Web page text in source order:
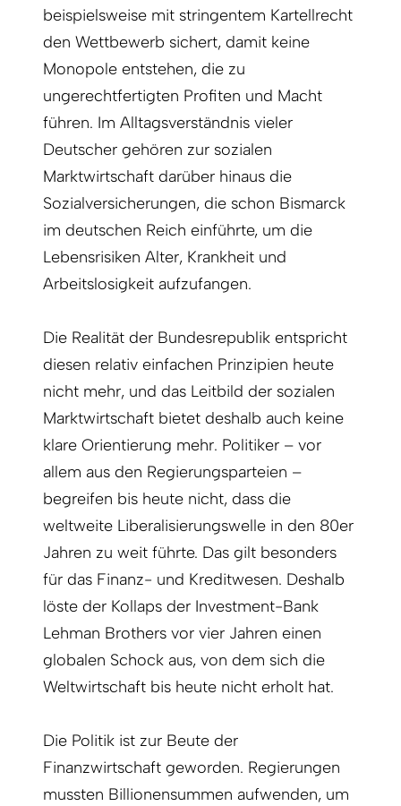
beispielsweise mit stringentem Kartellrecht
den Wettbewerb sichert, damit keine
Monopole entstehen, die zu
ungerechtfertigten Profiten und Macht
führen. Im Alltagsverständnis vieler
Deutscher gehören zur sozialen
Marktwirtschaft darüber hinaus die
Sozialversicherungen, die schon Bismarck
im deutschen Reich einführte, um die
Lebensrisiken Alter, Krankheit und
Arbeitslosigkeit aufzufangen.
Die Realität der Bundesrepublik entspricht
diesen relativ einfachen Prinzipien heute
nicht mehr, und das Leitbild der sozialen
Marktwirtschaft bietet deshalb auch keine
klare Orientierung mehr. Politiker – vor
allem aus den Regierungsparteien –
begreifen bis heute nicht, dass die
weltweite Liberalisierungswelle in den 80er
Jahren zu weit führte. Das gilt besonders
für das Finanz- und Kreditwesen. Deshalb
löste der Kollaps der Investment-Bank
Lehman Brothers vor vier Jahren einen
globalen Schock aus, von dem sich die
Weltwirtschaft bis heute nicht erholt hat.
Die Politik ist zur Beute der
Finanzwirtschaft geworden. Regierungen
mussten Billionensummen aufwenden, um